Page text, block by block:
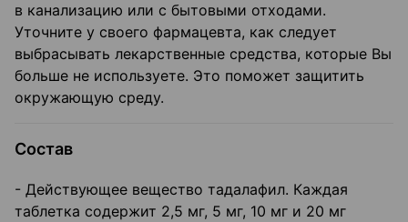
в канализацию или с бытовыми отходами.
Уточните у своего фармацевта, как следует
выбрасывать лекарственные средства, которые Вы
больше не используете. Это поможет защитить
окружающую среду.
Состав
- Действующее вещество тадалафил. Каждая
таблетка содержит 2,5 мг, 5 мг, 10 мг и 20 мг